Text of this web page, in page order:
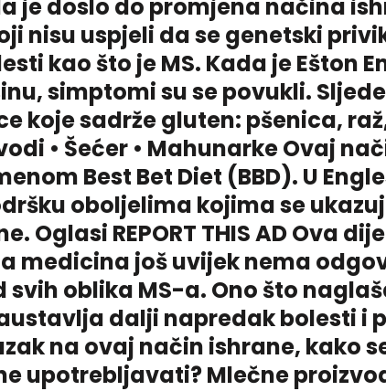
je doslo do promjena načina
nisu uspjeli da se genetski
kao što je MS. Kada je Ešton
simptomi su se povukli.
koje sadrže gluten: pšenica,
• Šećer • Mahunarke Ovaj
Best Bet Diet (BBD). U
oboljelima kojima se
Oglasi REPORT THIS AD Ova
medicina još uvijek nema
oblika MS-a. Ono što
dalji napredak bolesti i
na ovaj način ishrane, kako
upotrebljavati? Mlečne